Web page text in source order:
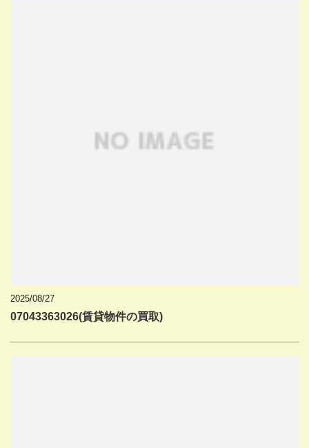
2025/08/27
07043363026(賃貸物件の買取)